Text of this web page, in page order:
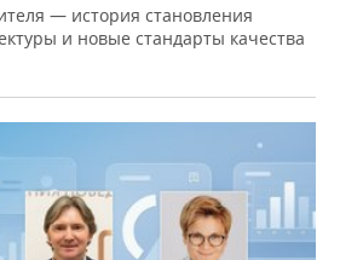
— история становления
и новые стандарты качества